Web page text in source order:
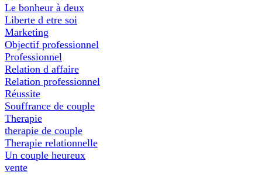
Le bonheur à deux
Liberte d etre soi
Marketing
Objectif professionnel
Professionnel
Relation d affaire
Relation professionnel
Réussite
Souffrance de couple
Therapie
therapie de couple
Therapie relationnelle
Un couple heureux
vente